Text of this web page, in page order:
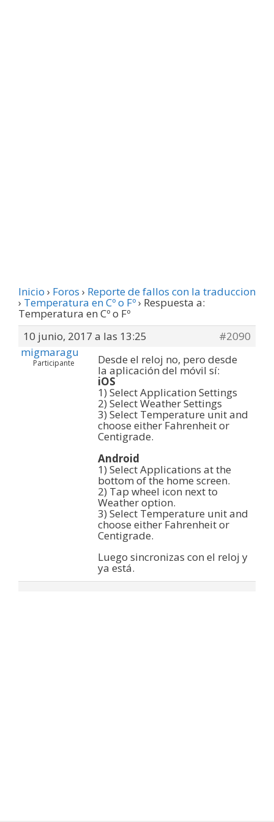
Inicio › Foros › Reporte de fallos con la traduccion
› Temperatura en Cº o Fº› Respuesta a:
Temperatura en Cº o Fº
10 junio, 2017 a las 13:25
#2090
migmaragu
Participante Desde el reloj no, pero desde
la aplicación del móvil sí:
iOS
1) Select Application Settings
2) Select Weather Settings
3) Select Temperature unit and
choose either Fahrenheit or
Centigrade.
Android
1) Select Applications at the
bottom of the home screen.
2) Tap wheel icon next to
Weather option.
3) Select Temperature unit and
choose either Fahrenheit or
Centigrade.
Luego sincronizas con el reloj y
ya está.